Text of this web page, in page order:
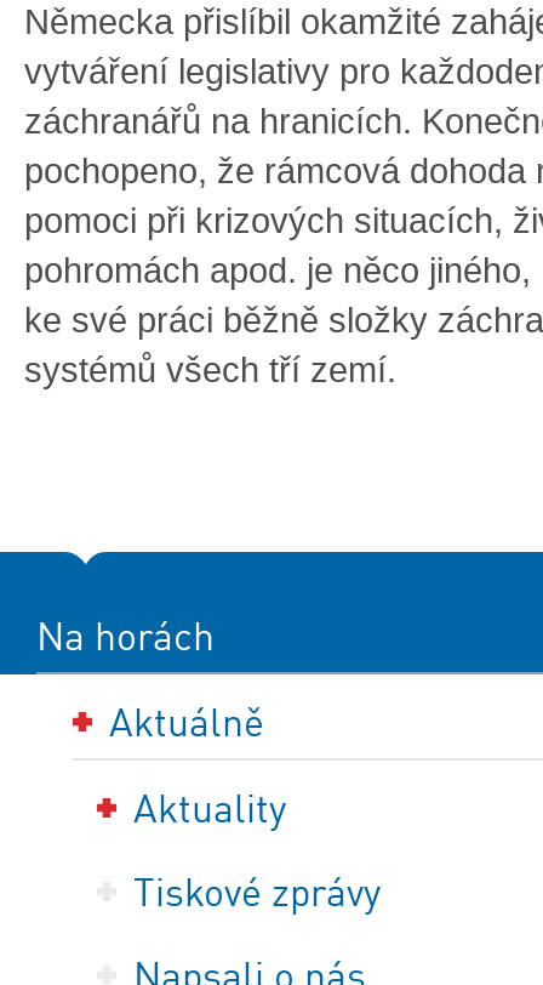
Německa přislíbil okamžité
vytváření legislativy pro
záchranářů na hranicích.
pochopeno, že rámcová dohoda
pomoci při krizových situacích,
pohromách apod. je něco
ke své práci běžně složky
systémů všech tří zemí.
Na horách
Aktuálně
Aktuality
Tiskové zprávy